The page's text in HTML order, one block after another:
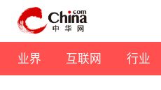
业界 互联网 行业